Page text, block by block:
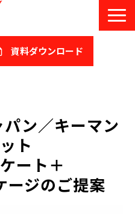
​資料ダウンロード
ついて
お役立ち資料
別で探す
ン／キーマン
ト
ート＋
ージのご提案